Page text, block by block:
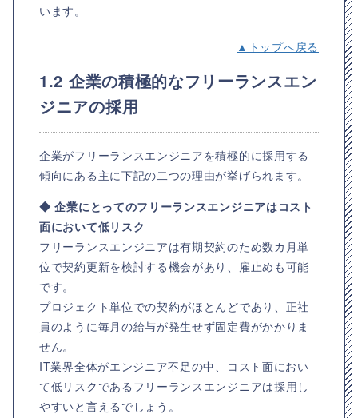
います。
▲トップへ戻る
1.2 企業の積極的なフリーランスエン
ジニアの採用
企業がフリーランスエンジニアを積極的に採用する
傾向にある主に下記の二つの理由が挙げられます。
◆ 企業にとってのフリーランスエンジニアはコスト
面において低リスク
フリーランスエンジニアは有期契約のため数カ月単
位で契約更新を検討する機会があり、雇止めも可能
です。
プロジェクト単位での契約がほとんどであり、正社
員のように毎月の給与が発生せず固定費がかかりま
せん。
IT業界全体がエンジニア不足の中、コスト面におい
て低リスクであるフリーランスエンジニアは採用し
やすいと言えるでしょう。